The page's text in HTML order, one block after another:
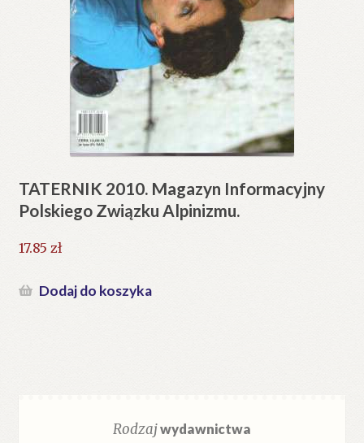
TATERNIK 2010. Magazyn Informacyjny
Polskiego Związku Alpinizmu.
17.85 zł
Dodaj do koszyka
Rodzajwydawnictwa